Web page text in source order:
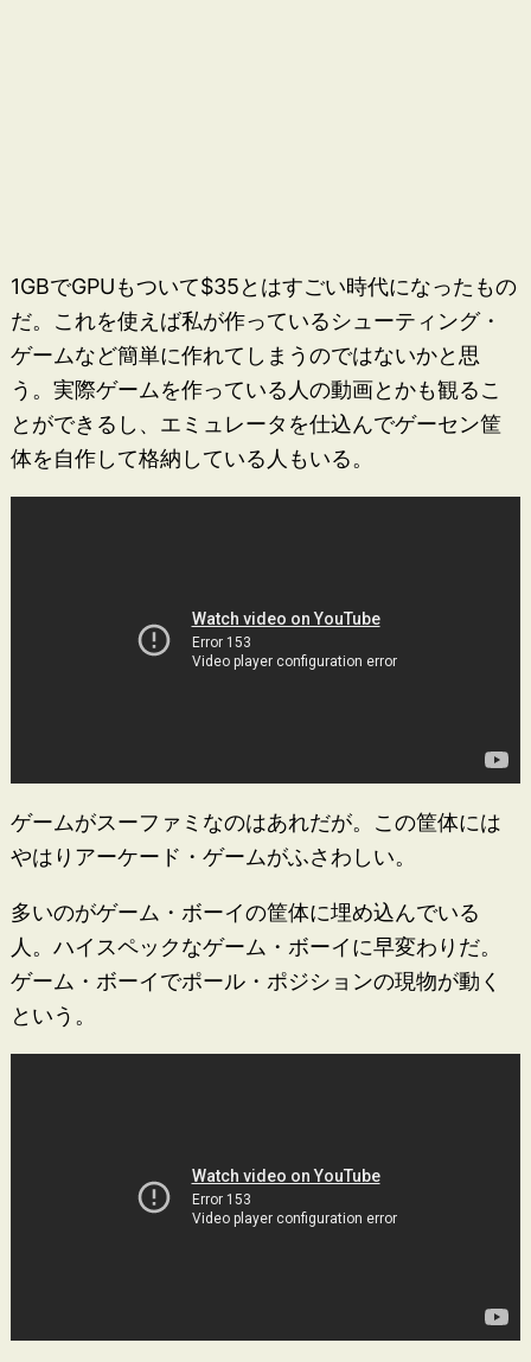
1GBでGPUもついて$35とはすごい時代になったもの
だ。これを使えば私が作っているシューティング・
ゲームなど簡単に作れてしまうのではないかと思
う。実際ゲームを作っている人の動画とかも観るこ
とができるし、エミュレータを仕込んでゲーセン筐
体を自作して格納している人もいる。
ゲームがスーファミなのはあれだが。この筐体には
やはりアーケード・ゲームがふさわしい。
多いのがゲーム・ボーイの筐体に埋め込んでいる
人。ハイスペックなゲーム・ボーイに早変わりだ。
ゲーム・ボーイでポール・ポジションの現物が動く
という。